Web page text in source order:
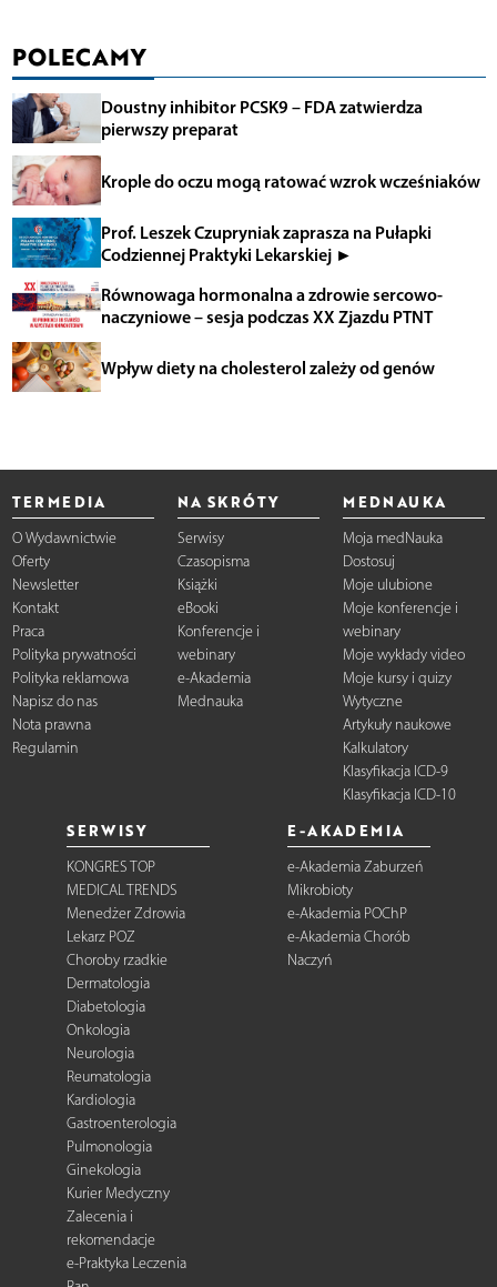
POLECAMY
Doustny inhibitor PCSK9 – FDA zatwierdza
pierwszy preparat
Krople do oczu mogą ratować wzrok wcześniaków
Prof. Leszek Czupryniak zaprasza na Pułapki
Codziennej Praktyki Lekarskiej ►
Równowaga hormonalna a zdrowie sercowo-
naczyniowe – sesja podczas XX Zjazdu PTNT
Wpływ diety na cholesterol zależy od genów
TERMEDIA
O Wydawnictwie
Oferty
Newsletter
Kontakt
Praca
Polityka prywatności
Polityka reklamowa
Napisz do nas
Nota prawna
Regulamin
NA SKRÓTY
Serwisy
Czasopisma
Książki
eBooki
Konferencje i
webinary
e-Akademia
Mednauka
MEDNAUKA
Moja medNauka
Dostosuj
Moje ulubione
Moje konferencje i
webinary
Moje wykłady video
Moje kursy i quizy
Wytyczne
Artykuły naukowe
Kalkulatory
Klasyfikacja ICD-9
Klasyfikacja ICD-10
SERWISY
KONGRES TOP
MEDICAL TRENDS
Menedżer Zdrowia
Lekarz POZ
Choroby rzadkie
Dermatologia
Diabetologia
Onkologia
Neurologia
Reumatologia
Kardiologia
Gastroenterologia
Pulmonologia
Ginekologia
Kurier Medyczny
Zalecenia i
rekomendacje
e-Praktyka Leczenia
E-AKADEMIA
e-Akademia Zaburzeń
Mikrobioty
e-Akademia POChP
e-Akademia Chorób
Naczyń